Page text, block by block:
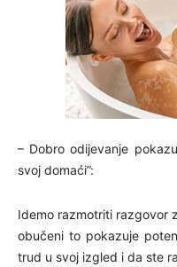
– Dobro odijevanje
svoj domaći”:
Idemo razmotriti razgovor
obučeni to pokazuje
trud u svoj izgled i da ste